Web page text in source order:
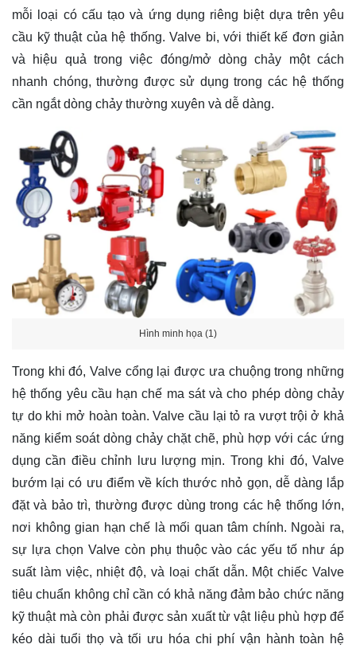
mỗi loại có cấu tạo và ứng dụng riêng biệt dựa trên yêu
cầu kỹ thuật của hệ thống. Valve bi, với thiết kế đơn giản
và hiệu quả trong việc đóng/mở dòng chảy một cách
nhanh chóng, thường được sử dụng trong các hệ thống
cần ngắt dòng chảy thường xuyên và dễ dàng.
Hình minh họa (1)
Trong khi đó, Valve cổng lại được ưa chuộng trong những
hệ thống yêu cầu hạn chế ma sát và cho phép dòng chảy
tự do khi mở hoàn toàn. Valve cầu lại tỏ ra vượt trội ở khả
năng kiểm soát dòng chảy chặt chẽ, phù hợp với các ứng
dụng cần điều chỉnh lưu lượng mịn. Trong khi đó, Valve
bướm lại có ưu điểm về kích thước nhỏ gọn, dễ dàng lắp
đặt và bảo trì, thường được dùng trong các hệ thống lớn,
nơi không gian hạn chế là mối quan tâm chính. Ngoài ra,
sự lựa chọn Valve còn phụ thuộc vào các yếu tố như áp
suất làm việc, nhiệt độ, và loại chất dẫn. Một chiếc Valve
tiêu chuẩn không chỉ cần có khả năng đảm bảo chức năng
kỹ thuật mà còn phải được sản xuất từ vật liệu phù hợp để
kéo dài tuổi thọ và tối ưu hóa chi phí vận hành toàn hệ